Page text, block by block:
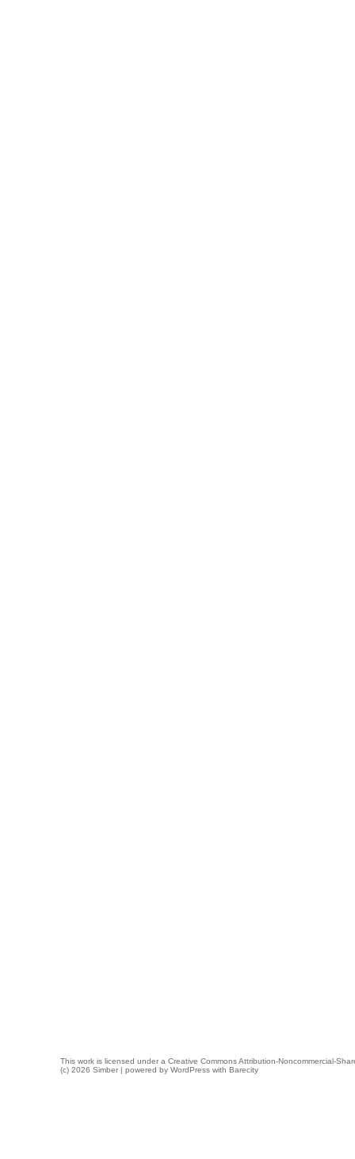
This work is licensed under a Creative Commons Attribution-Noncommercial-
(c) 2026 Simber | powered by WordPress with Barecity